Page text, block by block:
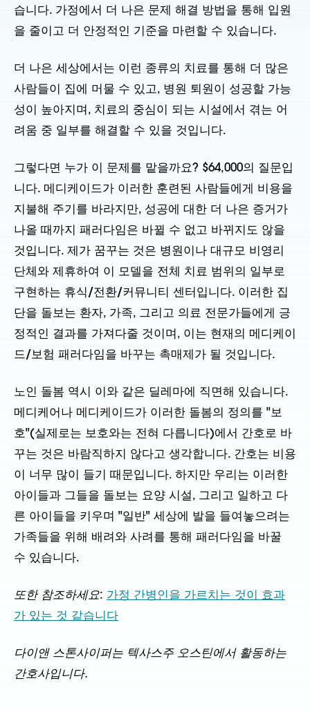
습니다. 가정에서 더 나은 문제 해결 방법을 통해 입원
을 줄이고 더 안정적인 기준을 마련할 수 있습니다.
더 나은 세상에서는 이런 종류의 치료를 통해 더 많은
사람들이 집에 머물 수 있고, 병원 퇴원이 성공할 가능
성이 높아지며, 치료의 중심이 되는 시설에서 겪는 어
려움 중 일부를 해결할 수 있을 것입니다.
그렇다면 누가 이 문제를 맡을까요? $64,000의 질문입
니다. 메디케이드가 이러한 훈련된 사람들에게 비용을
지불해 주기를 바라지만, 성공에 대한 더 나은 증거가
나올 때까지 패러다임은 바뀔 수 없고 바뀌지도 않을
것입니다. 제가 꿈꾸는 것은 병원이나 대규모 비영리
단체와 제휴하여 이 모델을 전체 치료 범위의 일부로
구현하는 휴식/전환/커뮤니티 센터입니다. 이러한 집
단을 돌보는 환자, 가족, 그리고 의료 전문가들에게 긍
정적인 결과를 가져다줄 것이며, 이는 현재의 메디케이
드/보험 패러다임을 바꾸는 촉매제가 될 것입니다.
노인 돌봄 역시 이와 같은 딜레마에 직면해 있습니다.
메디케어나 메디케이드가 이러한 돌봄의 정의를 "보
호"(실제로는 보호와는 전혀 다릅니다)에서 간호로 바
꾸는 것은 바람직하지 않다고 생각합니다. 간호는 비용
이 너무 많이 들기 때문입니다. 하지만 우리는 이러한
아이들과 그들을 돌보는 요양 시설, 그리고 일하고 다
른 아이들을 키우며 "일반" 세상에 발을 들여놓으려는
가족들을 위해 배려와 사려를 통해 패러다임을 바꿀
수 있습니다.
또한 참조하세요: 가정 간병인을 가르치는 것이 효과
가 있는 것 같습니다
다이앤 스톤사이퍼는 텍사스주 오스틴에서 활동하는
간호사입니다.